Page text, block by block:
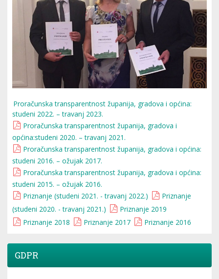
Proračunska transparentnost županija, gradova i općina:
studeni 2022. – travanj 2023.
Proračunska transparentnost županija, gradova i
općina:studeni 2020. – travanj 2021.
Proračunska transparentnost županija, gradova i općina:
studeni 2016. – ožujak 2017.
Proračunska transparentnost županija, gradova i općina:
studeni 2015. – ožujak 2016.
Priznanje (studeni 2021. - travanj 2022.)
Priznanje
(studeni 2020. - travanj 2021.)
Priznanje 2019
Priznanje 2018
Priznanje 2017 Priznanje 2016
GDPR